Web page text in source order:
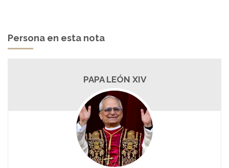
Persona en esta nota
PAPA LEÓN XIV